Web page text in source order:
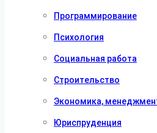
Программирование
Психология
Социальная работа
Строительство
Экономика,
Юриспруденция